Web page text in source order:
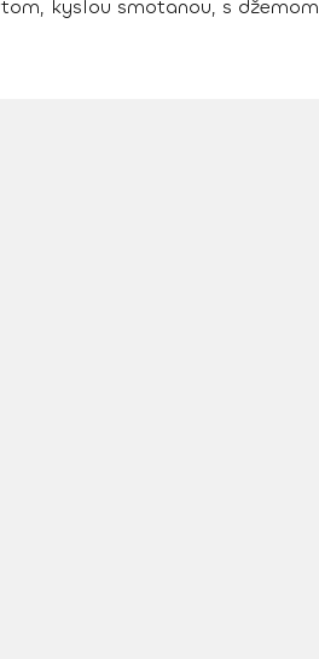
kyslou smotanou, s džemom